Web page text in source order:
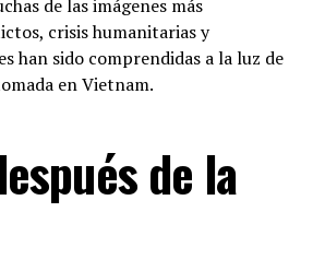
de las imágenes más
crisis humanitarias y
han sido comprendidas a la luz de
en Vietnam.
de la